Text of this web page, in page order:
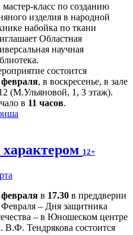
класс по созданию
изделия в народной
набойка по ткани
Областная
научная
состоится
февраля, в воскресенье, в зале
(М.Ульяновой, 1, 3 этаж).
в 11 часов.
12+
февраля в 17.30 в преддверии
Февраля – Дня защитника
– в Юношеском центре
В.Ф. Тендрякова состоится